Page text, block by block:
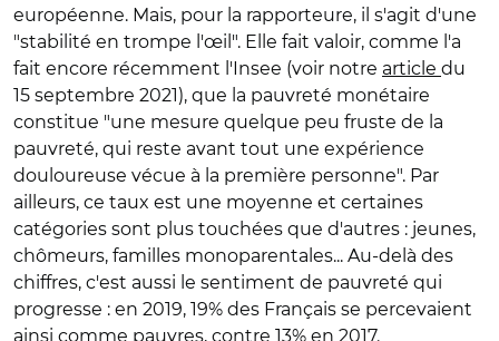
européenne. Mais, pour la rapporteure, il s'agit d'une
"stabilité en trompe l'œil". Elle fait valoir, comme l'a
fait encore récemment l'Insee (voir notre article du
15 septembre 2021), que la pauvreté monétaire
constitue "une mesure quelque peu fruste de la
pauvreté, qui reste avant tout une expérience
douloureuse vécue à la première personne". Par
ailleurs, ce taux est une moyenne et certaines
catégories sont plus touchées que d'autres : jeunes,
chômeurs, familles monoparentales... Au-delà des
chiffres, c'est aussi le sentiment de pauvreté qui
progresse : en 2019, 19% des Français se percevaient
ainsi comme pauvres, contre 13% en 2017.